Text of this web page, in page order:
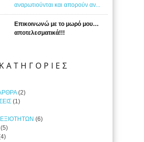
αναρωτιούνται και απορούν αν...
Επικοινωνώ με το μωρό μου…
αποτελεσματικά!!!
ΚΑΤΗΓΟΡΙΕΣ
(2)
(1)
(6)
(5)